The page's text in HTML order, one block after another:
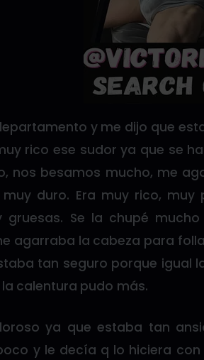
y me dijo que
rico ese sudor ya que se
nos besamos mucho, me
duro. Era muy rico,
gruesas. Se la chupé
agarraba la cabeza para
tan seguro porque igual
calentura pudo más.
ya que estaba tan
y le decía q lo hiciera